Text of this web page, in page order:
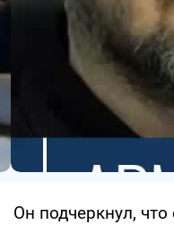
Он подчеркнул, что